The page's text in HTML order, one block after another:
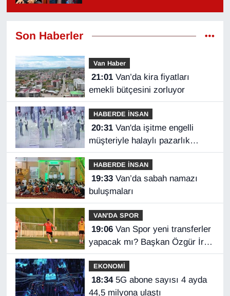
Son Haberler
Van Haber
21:01Van’da kira fiyatları
emekli bütçesini zorluyor
HABERDE İNSAN
20:31Van'da işitme engelli
müşteriyle halaylı pazarlık
gülümsetti
HABERDE İNSAN
19:33Van’da sabah namazı
buluşmaları
VAN'DA SPOR
19:06Van Spor yeni transferler
yapacak mı? Başkan Özgür İreç
İlhan açıkladı
EKONOMİ
18:345G abone sayısı 4 ayda
44,5 milyona ulaştı